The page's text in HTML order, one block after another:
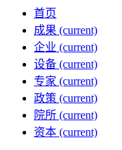
首页
成果 (current)
企业 (current)
设备 (current)
专家 (current)
政策 (current)
院所 (current)
资本 (current)